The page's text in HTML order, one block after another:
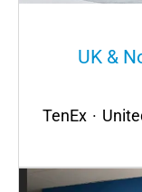
UK &
TenEx ·